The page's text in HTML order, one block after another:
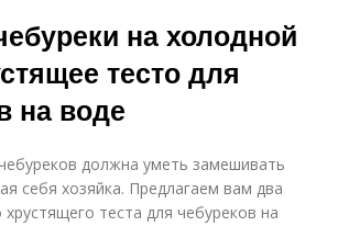
на холодной
тесто для
на воде
должна уметь замешивать
себя хозяйка. Предлагаем вам два
хрустящего теста для чебуреков на